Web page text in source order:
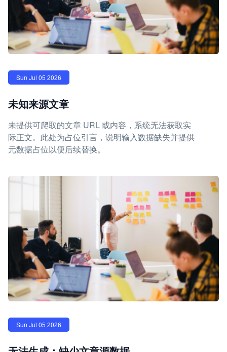
Sun Jul 05 2026
未知来源文章
未提供可爬取的文章 URL 或内容，系统无法获取实
际正文。此处为占位引言，说明输入数据缺失并提供
元数据占位以便后续替换。
Sun Jul 05 2026